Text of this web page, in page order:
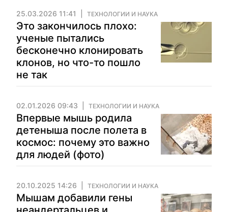
25.03.2026 11:41 ТЕХНОЛОГИИ И НАУКА
Это закончилось плохо:
ученые пытались
бесконечно клонировать
клонов, но что-то пошло
не так
02.01.2026 09:43 ТЕХНОЛОГИИ И НАУКА
Впервые мышь родила
детеныша после полета в
космос: почему это важно
для людей (фото)
20.10.2025 14:26 ТЕХНОЛОГИИ И НАУКА
Мышам добавили гены